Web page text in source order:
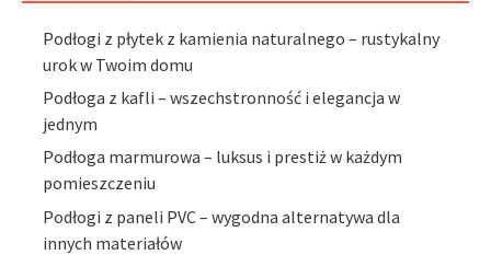
Podłogi z płytek z kamienia naturalnego – rustykalny
urok w Twoim domu
Podłoga z kafli – wszechstronność i elegancja w
jednym
Podłoga marmurowa – luksus i prestiż w każdym
pomieszczeniu
Podłogi z paneli PVC – wygodna alternatywa dla
innych materiałów